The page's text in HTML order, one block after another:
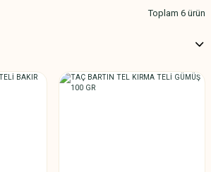
Toplam 6 ürün